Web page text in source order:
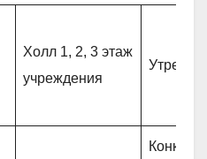
Холл 1, 2, 3 этаж
учреждения
Конкурс